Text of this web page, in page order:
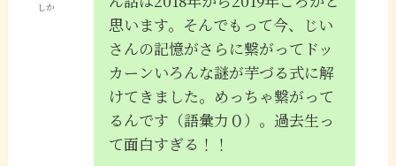
しか
思います。そんでもって今、じい
さんの記憶がさらに繋がってドッ
カーンいろんな謎が芋づる式に解
けてきました。めっちゃ繋がって
るんです（語彙力０）。過去生っ
て面白すぎる！！